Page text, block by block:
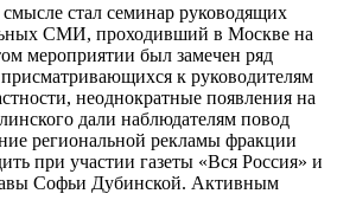
стал семинар руководящих
СМИ, проходивший в Москве на
мероприятии был замечен ряд
к руководителям
неоднократные появления на
дали наблюдателям повод
региональной рекламы фракции
при участии газеты «Вся Россия» и
Софьи Дубинской. Активным